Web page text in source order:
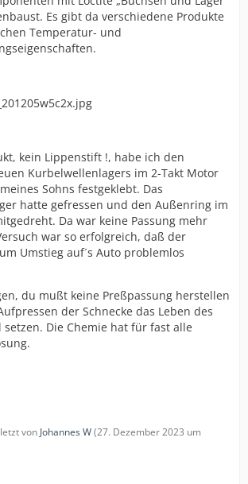
Es gibt da verschiedene Produkte
Temperatur- und
kein Lippenstift !, habe ich den
Kurbelwellenlagers im 2-Takt Motor
Sohns festgeklebt. Das
hatte gefressen und den Außenring im
Da war keine Passung mehr
war so erfolgreich, daß der
Umstieg auf´s Auto problemlos
du mußt keine Preßpassung herstellen
der Schnecke das Leben des
setzen. Die Chemie hat für fast alle
von Johannes W(27. Dezember 2023 um